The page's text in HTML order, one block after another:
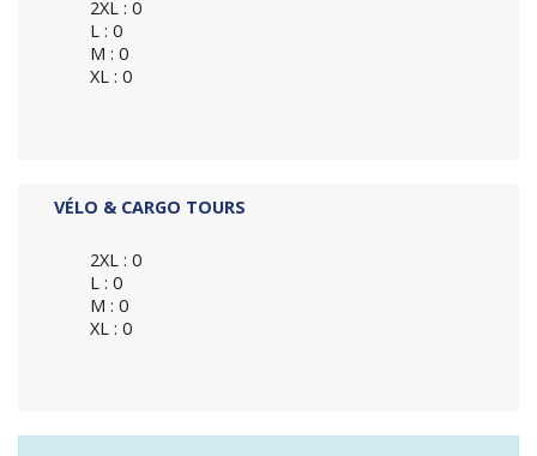
2XL : 0
L : 0
M : 0
XL : 0
VÉLO & CARGO TOURS
2XL : 0
L : 0
M : 0
XL : 0